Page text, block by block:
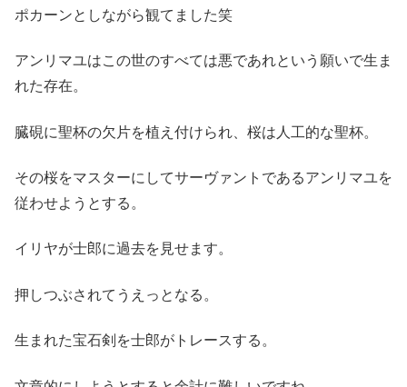
ポカーンとしながら観てました笑
アンリマユはこの世のすべては悪であれという願いで生ま
れた存在。
臓硯に聖杯の欠片を植え付けられ、桜は人工的な聖杯。
その桜をマスターにしてサーヴァントであるアンリマユを
従わせようとする。
イリヤが士郎に過去を見せます。
押しつぶされてうえっとなる。
生まれた宝石剣を士郎がトレースする。